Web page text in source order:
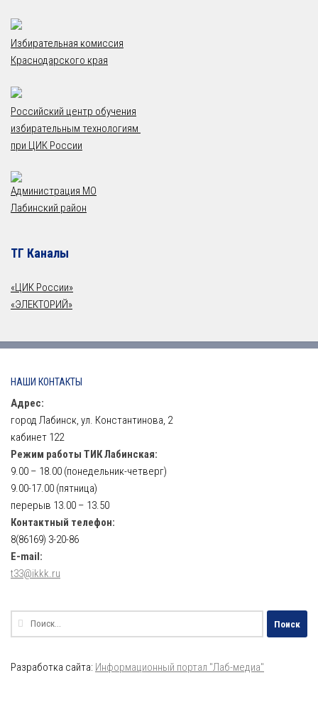
Избирательная комиссия
Краснодарского края
Российский центр обучения
избирательным технологиям
при ЦИК России
Администрация МО
Лабинский район
ТГ Каналы
«ЦИК России»
«ЭЛЕКТОРИЙ»
НАШИ КОНТАКТЫ
Адрес:
город Лабинск, ул. Константинова, 2
кабинет 122
Режим работы ТИК Лабинская:
9.00 – 18.00 (понедельник-четверг)
9.00-17.00 (пятница)
перерыв 13.00 – 13.50
Контактный телефон:
8(86169) 3-20-86
E-mail:
t33@ikkk.ru
Найти:
Разработка сайта: Информационный портал "Лаб-медиа"